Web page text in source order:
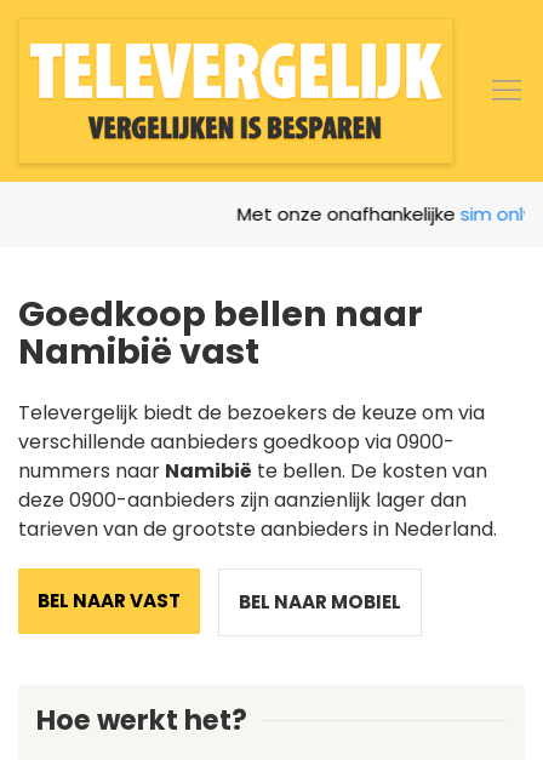
Met onze onafhankelijkesim only
Goedkoop bellen naar
Namibië vast
Televergelijk biedt de bezoekers de keuze om via
verschillende aanbieders goedkoop via 0900-
nummers naar Namibië te bellen. De kosten van
deze 0900-aanbieders zijn aanzienlijk lager dan
tarieven van de grootste aanbieders in Nederland.
BEL NAAR VAST BEL NAAR MOBIEL
Hoe werkt het?